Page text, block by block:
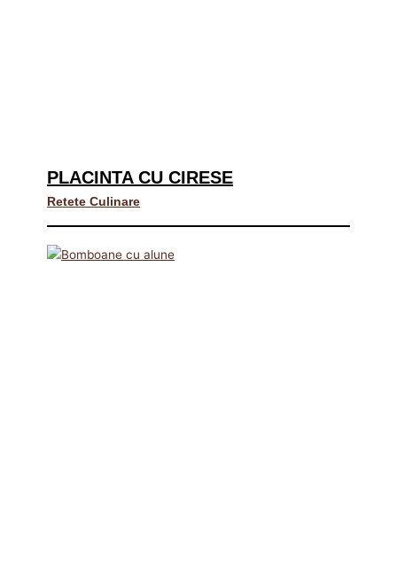
PLACINTA CU CIRESE
Retete Culinare